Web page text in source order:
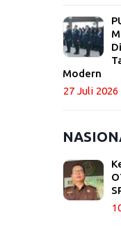
Modern
27 Juli 2026